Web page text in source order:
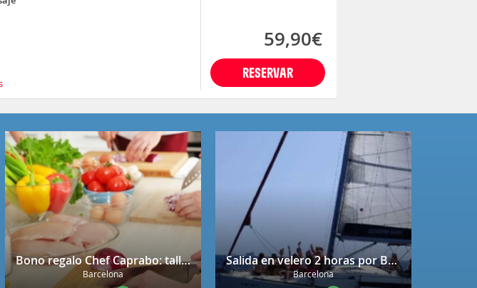
RESERVAR
59,90€
Bono regalo Chef Caprabo: taller de cocina a escoger con degustación
Barcelona
Salida en velero 2 horas por Barcelona
Barcelona